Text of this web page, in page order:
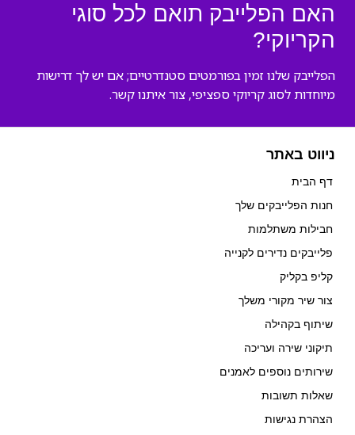
האם הפלייבק תואם לכל סוגי
הקריוקי?
הפלייבק שלנו זמין בפורמטים סטנדרטיים; אם יש לך דרישות
מיוחדות לסוג קריוקי ספציפי, צור איתנו קשר.
ניווט באתר
דף הבית
חנות הפלייבקים שלך
חבילות משתלמות
פלייבקים נדירים לקנייה
קליפ בקליק
צור שיר מקורי משלך
שיתוף בקהילה
תיקוני שירה ועריכה
שירותים נוספים לאמנים
שאלות תשובות
הצהרת נגישות